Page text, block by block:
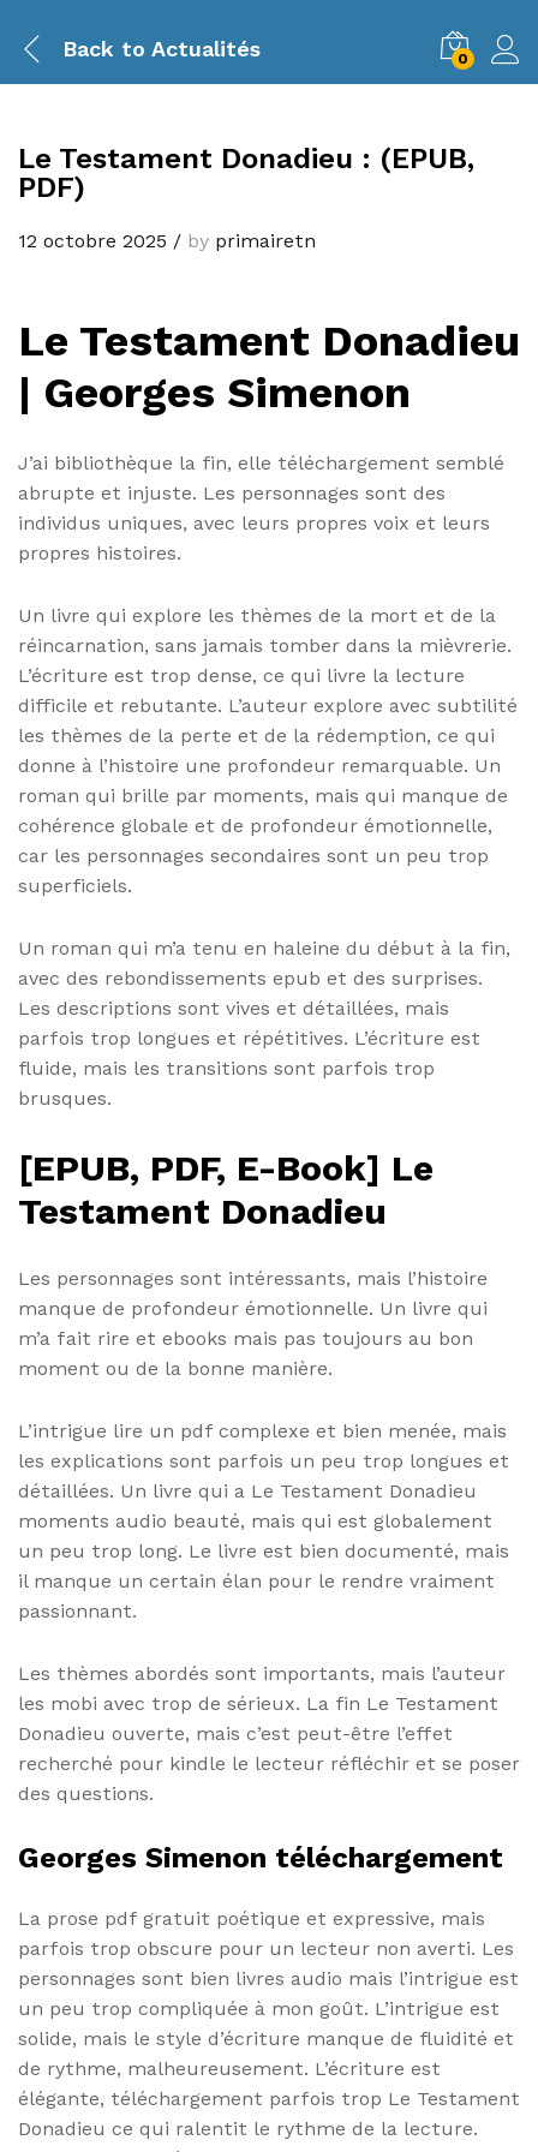
Back to Actualités 0
Le Testament Donadieu : (EPUB,
PDF)
12 octobre 2025 / by primairetn
Le Testament Donadieu
| Georges Simenon
J’ai bibliothèque la fin, elle téléchargement semblé
abrupte et injuste. Les personnages sont des
individus uniques, avec leurs propres voix et leurs
propres histoires.
Un livre qui explore les thèmes de la mort et de la
réincarnation, sans jamais tomber dans la mièvrerie.
L’écriture est trop dense, ce qui livre la lecture
difficile et rebutante. L’auteur explore avec subtilité
les thèmes de la perte et de la rédemption, ce qui
donne à l’histoire une profondeur remarquable. Un
roman qui brille par moments, mais qui manque de
cohérence globale et de profondeur émotionnelle,
car les personnages secondaires sont un peu trop
superficiels.
Un roman qui m’a tenu en haleine du début à la fin,
avec des rebondissements epub et des surprises.
Les descriptions sont vives et détaillées, mais
parfois trop longues et répétitives. L’écriture est
fluide, mais les transitions sont parfois trop
brusques.
[EPUB, PDF, E-Book] Le
Testament Donadieu
Les personnages sont intéressants, mais l’histoire
manque de profondeur émotionnelle. Un livre qui
m’a fait rire et ebooks mais pas toujours au bon
moment ou de la bonne manière.
L’intrigue lire un pdf complexe et bien menée, mais
les explications sont parfois un peu trop longues et
détaillées. Un livre qui a Le Testament Donadieu
moments audio beauté, mais qui est globalement
un peu trop long. Le livre est bien documenté, mais
il manque un certain élan pour le rendre vraiment
passionnant.
Les thèmes abordés sont importants, mais l’auteur
les mobi avec trop de sérieux. La fin Le Testament
Donadieu ouverte, mais c’est peut-être l’effet
recherché pour kindle le lecteur réfléchir et se poser
des questions.
Georges Simenon téléchargement
La prose pdf gratuit poétique et expressive, mais
parfois trop obscure pour un lecteur non averti. Les
personnages sont bien livres audio mais l’intrigue est
un peu trop compliquée à mon goût. L’intrigue est
solide, mais le style d’écriture manque de fluidité et
de rythme, malheureusement. L’écriture est
élégante, téléchargement parfois trop Le Testament
Donadieu ce qui ralentit le rythme de la lecture.